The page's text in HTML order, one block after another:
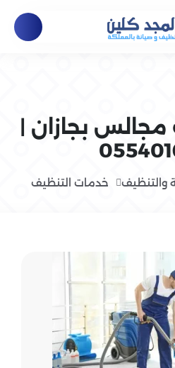
بجازان |
والتنظيف خدمات التنظيف